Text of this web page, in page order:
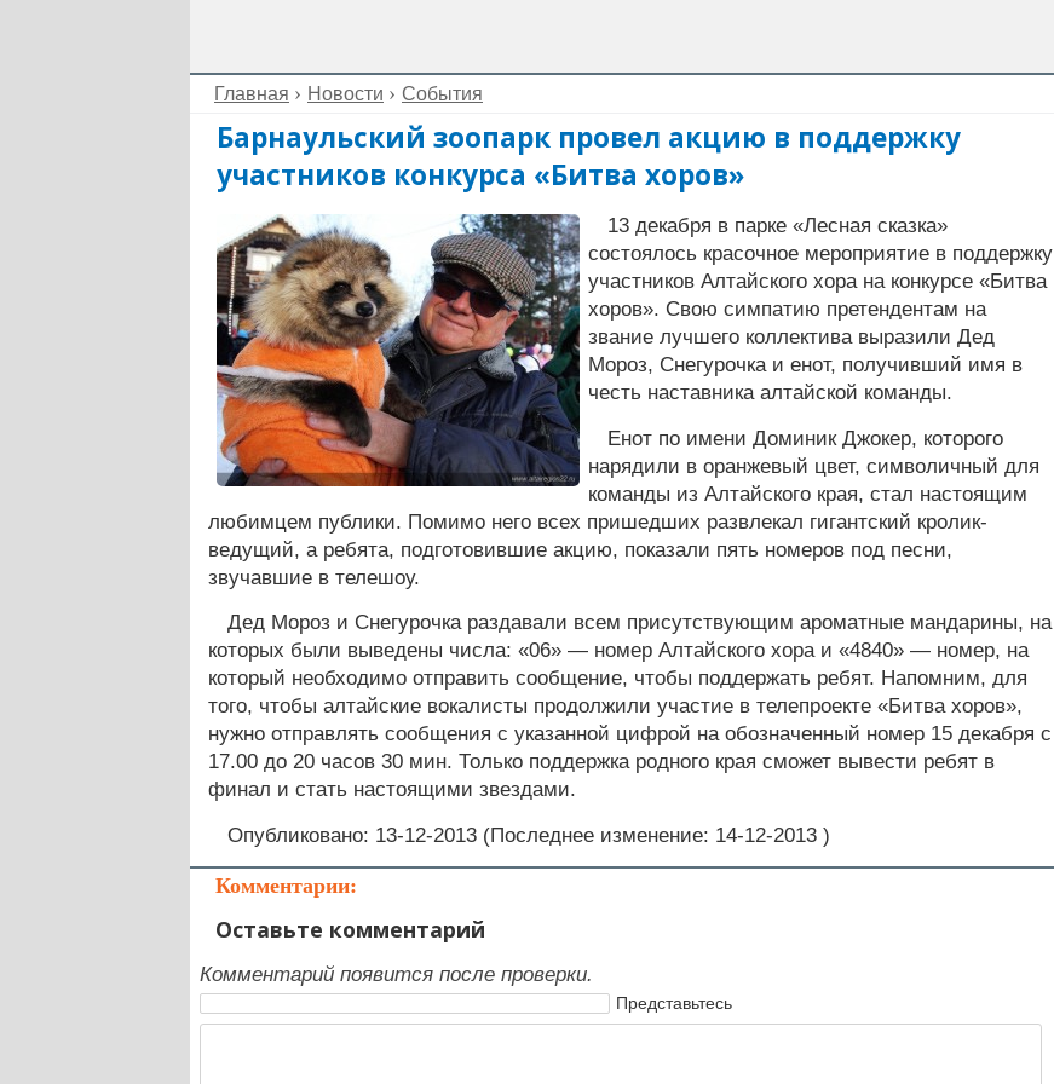
Главная Новости События
Барнаульский зоопарк провел акцию в поддержку
участников конкурса «Битва хоров»
13 декабря в парке «Лесная сказка»
состоялось красочное мероприятие в поддержку
участников Алтайского хора на конкурсе «Битва
хоров». Свою симпатию претендентам на
звание лучшего коллектива выразили Дед
Мороз, Снегурочка и енот, получивший имя в
честь наставника алтайской команды.
Енот по имени Доминик Джокер, которого
нарядили в оранжевый цвет, символичный для
команды из Алтайского края, стал настоящим
любимцем публики. Помимо него всех пришедших развлекал гигантский кролик-
ведущий, а ребята, подготовившие акцию, показали пять номеров под песни,
звучавшие в телешоу.
Дед Мороз и Снегурочка раздавали всем присутствующим ароматные мандарины, на
которых были выведены числа: «06» — номер Алтайского хора и «4840» — номер, на
который необходимо отправить сообщение, чтобы поддержать ребят. Напомним, для
того, чтобы алтайские вокалисты продолжили участие в телепроекте «Битва хоров»,
нужно отправлять сообщения с указанной цифрой на обозначенный номер 15 декабря с
17.00 до 20 часов 30 мин. Только поддержка родного края сможет вывести ребят в
финал и стать настоящими звездами.
Опубликовано: 13-12-2013 (Последнее изменение: 14-12-2013 )
Комментарии:
Оставьте комментарий
Комментарий появится после проверки.
Представьтесь